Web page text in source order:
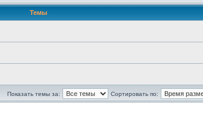
Темы
Показать темы за: Сортировать по: